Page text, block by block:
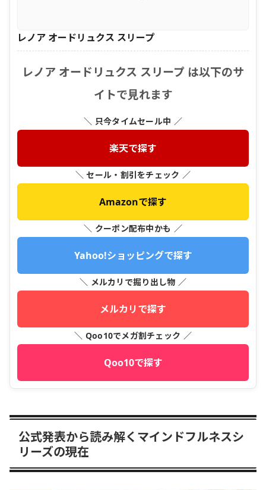
レノア オードリュクス スリープ
レノア オードリュクス スリープ は以下のサ
イトで見れます
＼ 只今タイムセール中 ／
楽天で探す
＼ セール・割引をチェック ／
Amazonで探す
＼ クーポン配布中かも ／
Yahoo!ショッピングで探す
＼ メルカリで掘り出し物 ／
メルカリで探す
＼ Qoo10でメガ割チェック ／
Qoo10で探す
公式発表から読み解くマインドフルネスシ
リーズの現在